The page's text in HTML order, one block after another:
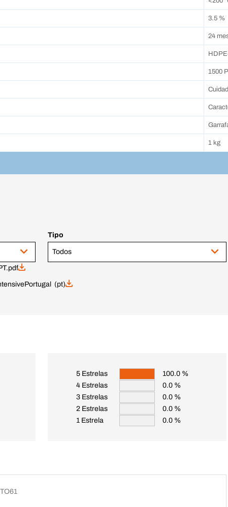
3.5 %
24
1500 P
1 kg
Tipo
Todos
Portugal (pt)
5 Estrelas
100.0 %
4 Estrelas
0.0 %
3 Estrelas
0.0 %
2 Estrelas
0.0 %
1 Estrela
0.0 %